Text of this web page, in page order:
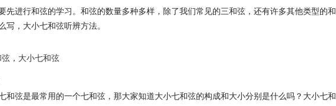
进行和弦的学习。和弦的数量多种多样，除了我们常见的三和弦，还有许多其他类型的和
，大小七和弦听辨方法。
弦 ， 大小七和弦
弦是最常用的一个七和弦，那大家知道大小七和弦的构成和大小分别是什么吗？大小七和